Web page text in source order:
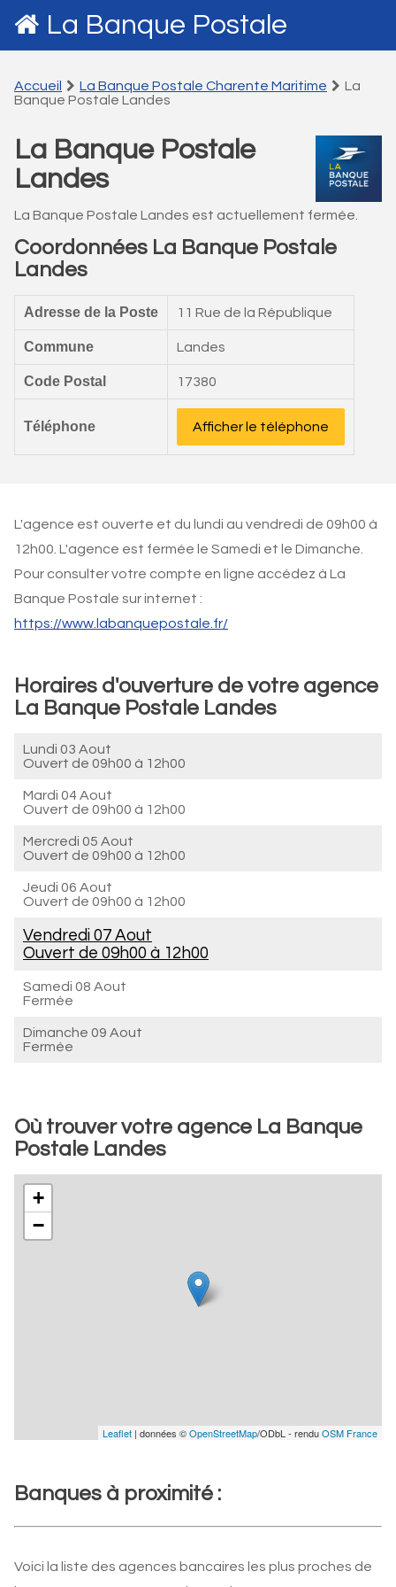
La Banque Postale
Accueil La Banque Postale Charente Maritime
La
Banque Postale Landes
La Banque Postale
Landes
La Banque Postale Landes est actuellement fermée.
Coordonnées La Banque Postale
Landes
Adresse de la Poste 11 Rue de la République
Commune Landes
Code Postal 17380
Téléphone Afficher le téléphone
L'agence est ouverte et du lundi au vendredi de 09h00 à
12h00. L'agence est fermée le Samedi et le Dimanche.
Pour consulter votre compte en ligne accédez à La
Banque Postale sur internet :
https://www.labanquepostale.fr/
Horaires d'ouverture de votre agence
La Banque Postale Landes
Lundi 03 Aout
Ouvert de 09h00 à 12h00
Mardi 04 Aout
Ouvert de 09h00 à 12h00
Mercredi 05 Aout
Ouvert de 09h00 à 12h00
Jeudi 06 Aout
Ouvert de 09h00 à 12h00
Vendredi 07 Aout
Ouvert de 09h00 à 12h00
Samedi 08 Aout
Fermée
Dimanche 09 Aout
Fermée
Où trouver votre agence La Banque
Postale Landes
+
−
Leaflet | données ©OpenStreetMap/ODbL - renduOSM France
Banques à proximité :
Voici la liste des agences bancaires les plus proches de